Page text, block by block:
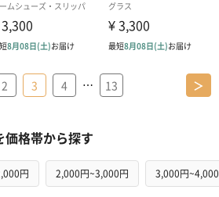
2 3 4 … 13 ＞
格帯から探す
円 2,000円~3,000円 3,000円